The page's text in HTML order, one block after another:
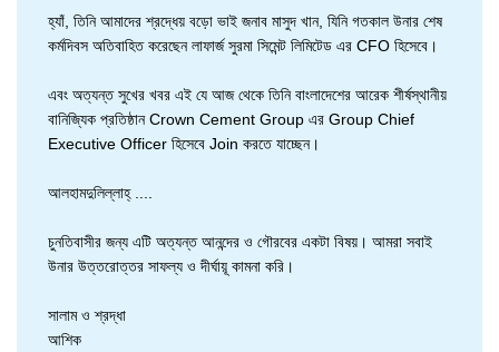
হ্যাঁ, তিনি আমাদের শ্রদ্ধেয় বড়ো ভাই জনাব মাসুদ খান, যিনি গতকাল উনার শেষ
কর্মদিবস অতিবাহিত করেছেন লাফার্জ সুরমা সিমেন্ট লিমিটেড এর CFO হিসেবে।
এবং অত্যন্ত সুখের খবর এই যে আজ থেকে তিনি বাংলাদেশের আরেক শীর্ষস্থানীয়
বানিজ্যিক প্রতিষ্ঠান Crown Cement Group এর Group Chief
Executive Officer হিসেবে Join করতে যাচ্ছেন।
আলহামদুলিল্লাহ্ ....
চুনতিবাসীর জন্য এটি অত্যন্ত আনন্দের ও গৌরবের একটা বিষয়। আমরা সবাই
উনার উত্তরোত্তর সাফল্য ও দীর্ঘায়ূ কামনা করি।
সালাম ও শ্রদ্ধা
আশিক